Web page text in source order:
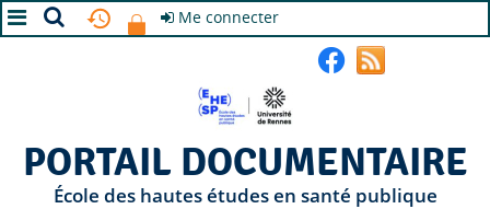
Me connecter
PORTAIL DOCUMENTAIRE
École des hautes études en santé publique